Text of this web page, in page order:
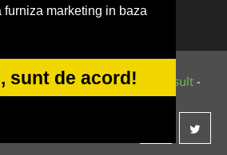
marketing in baza
sunt de acord!
byVilonMedia&Tokaido Consult -